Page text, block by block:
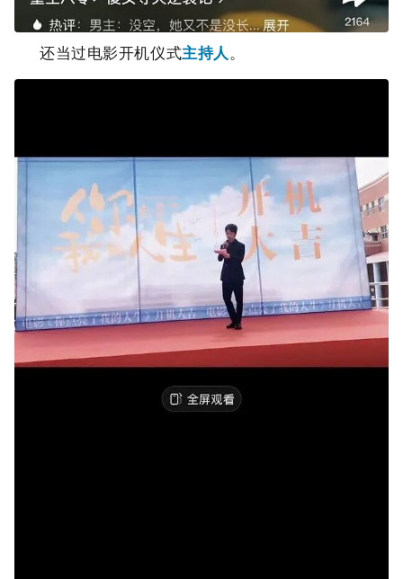
还当过电影开机仪式主持人。